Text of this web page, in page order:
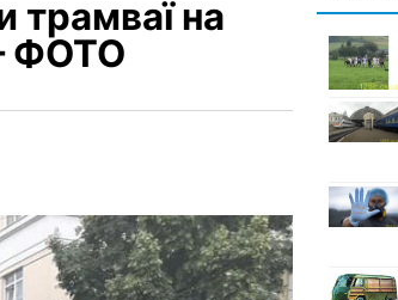
трамваї на
ФОТО